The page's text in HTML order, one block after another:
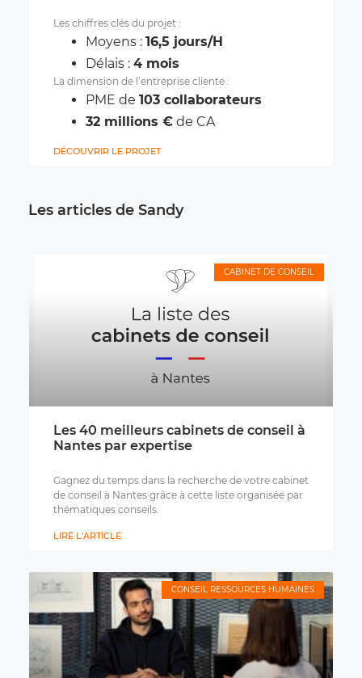
Les chiffres clés du projet :
Moyens : 16,5 jours/H
Délais : 4 mois
La dimension de l’entreprise cliente :
PME de 103 collaborateurs
32 millions € de CA
DÉCOUVRIR LE PROJET
Les articles de Sandy
CABINET DE CONSEIL
Les 40 meilleurs cabinets de conseil à
Nantes par expertise
Gagnez du temps dans la recherche de votre cabinet
de conseil à Nantes grâce à cette liste organisée par
thématiques conseils.
LIRE L'ARTICLE
CONSEIL RESSOURCES HUMAINES